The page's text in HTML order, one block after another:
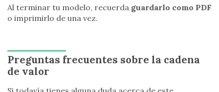
Al terminar tu modelo, recuerda guardarlo como PDF
o imprimirlo de una vez.
Preguntas frecuentes sobre la cadena
de valor